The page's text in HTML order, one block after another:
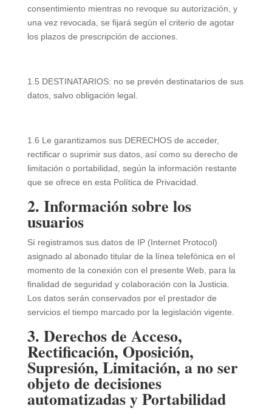
consentimiento mientras no revoque su autorización, y
una vez revocada, se fijará según el criterio de agotar
los plazos de prescripción de acciones.
1.5 DESTINATARIOS: no se prevén destinatarios de sus
datos, salvo obligación legal.
1.6 Le garantizamos sus DERECHOS de acceder,
rectificar o suprimir sus datos, así como su derecho de
limitación o portabilidad, según la información restante
que se ofrece en esta Política de Privacidad.
2. Información sobre los
usuarios
Sí registramos sus datos de IP (Internet Protocol)
asignado al abonado titular de la línea telefónica en el
momento de la conexión con el presente Web, para la
finalidad de seguridad y colaboración con la Justicia.
Los datos serán conservados por el prestador de
servicios el tiempo marcado por la legislación vigente.
3. Derechos de Acceso,
Rectificación, Oposición,
Supresión, Limitación, a no ser
objeto de decisiones
automatizadas y Portabilidad